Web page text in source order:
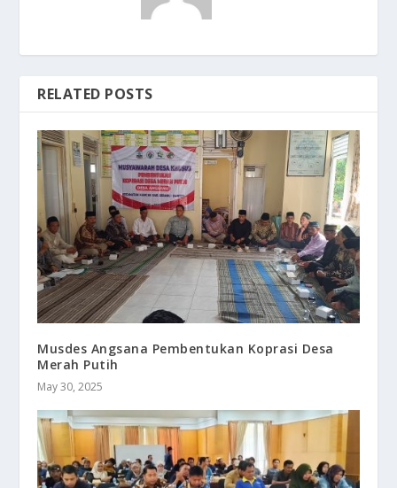
RELATED POSTS
Musdes Angsana Pembentukan Koprasi Desa
Merah Putih
May 30, 2025